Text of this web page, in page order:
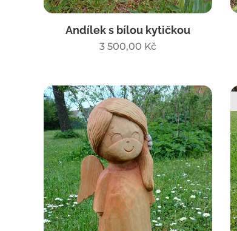
Andílek s bílou kytičkou
3 500,00 Kč